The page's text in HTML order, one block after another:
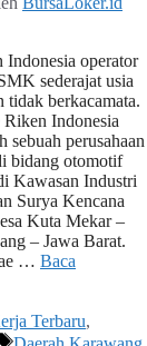
Indonesia operator
sederajat usia
tidak berkacamata.
Indonesia
sebuah perusahaan
bidang otomotif
Kawasan Industri
Surya Kencana
Kuta Mekar –
– Jawa Barat.
… Baca
Terbaru,
Tag